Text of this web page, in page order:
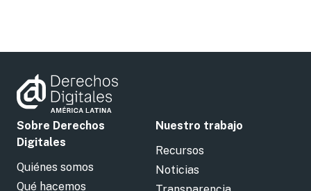
Sobre Derechos
Digitales
Quiénes somos
Qué hacemos
Nuestro trabajo
Recursos
Noticias